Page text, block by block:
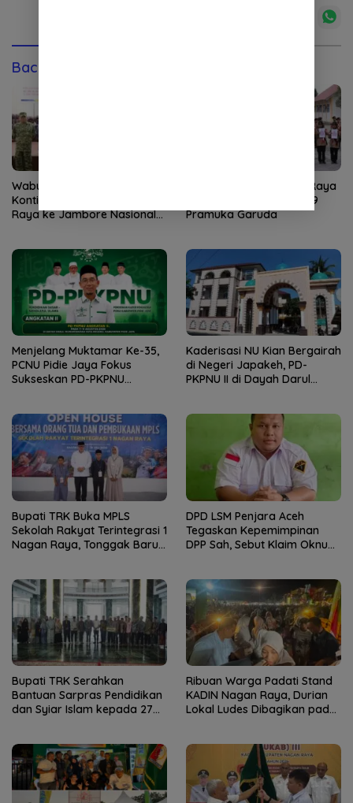
Baca Juga
Wabup Raja Sayang Lepas
Kontingen Pramuka Nagan
Raya ke Jambore Nasional
Ketua Kwarcab Nagan Raya
Raja Sayang Kukuhkan 9
Pramuka Garuda
Menjelang Muktamar Ke-35,
PCNU Pidie Jaya Fokus
Sukseskan PD-PKPNU
Kaderisasi NU Kian Bergairah
di Negeri Japakeh, PD-
PKPNU II di Dayah Darul
Bupati TRK Buka MPLS
Sekolah Rakyat Terintegrasi 1
Nagan Raya, Tonggak Baru
DPD LSM Penjara Aceh
Tegaskan Kepemimpinan
DPP Sah, Sebut Klaim Oknum
Publik
Bupati TRK Serahkan
Bantuan Sarpras Pendidikan
dan Syiar Islam kepada 27
Ribuan Warga Padati Stand
KADIN Nagan Raya, Durian
Lokal Ludes Dibagikan pada